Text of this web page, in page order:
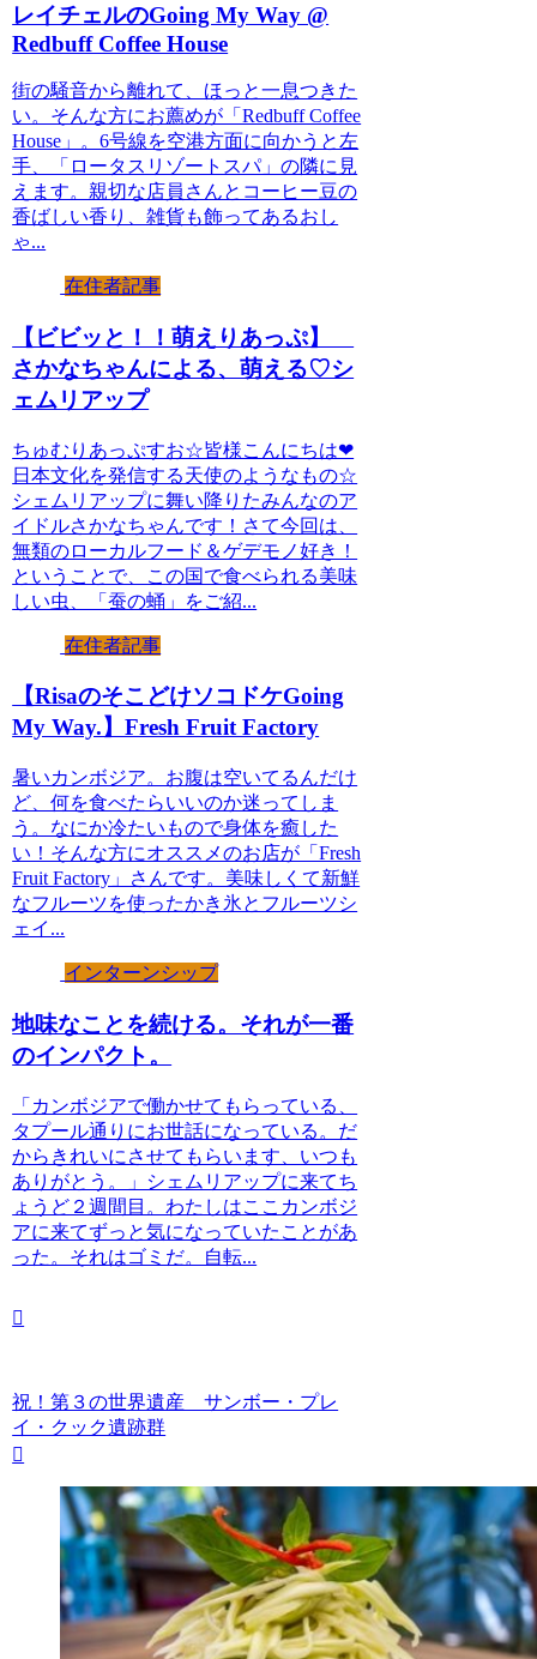
レイチェルのGoing My Way @
Redbuff Coffee House
街の騒音から離れて、ほっと一息つきた
い。そんな方にお薦めが「Redbuff Coffee
House」。6号線を空港方面に向かうと左
手、「ロータスリゾートスパ」の隣に見
えます。親切な店員さんとコーヒー豆の
香ばしい香り、雑貨も飾ってあるおし
ゃ...
在住者記事
【ビビッと！！萌えりあっぷ】
さかなちゃんによる、萌える♡シ
ェムリアップ
ちゅむりあっぷすお☆皆様こんにちは❤
日本文化を発信する天使のようなもの☆
シェムリアップに舞い降りたみんなのア
イドルさかなちゃんです！さて今回は、
無類のローカルフード＆ゲデモノ好き！
ということで、この国で食べられる美味
しい虫、「蚕の蛹」をご紹...
在住者記事
【RisaのそこどけソコドケGoing
My Way.】Fresh Fruit Factory
暑いカンボジア。お腹は空いてるんだけ
ど、何を食べたらいいのか迷ってしま
う。なにか冷たいもので身体を癒した
い！そんな方にオススメのお店が「Fresh
Fruit Factory」さんです。美味しくて新鮮
なフルーツを使ったかき氷とフルーツシ
ェイ...
インターンシップ
地味なことを続ける。それが一番
のインパクト。
「カンボジアで働かせてもらっている、
タプール通りにお世話になっている。だ
からきれいにさせてもらいます、いつも
ありがとう。」シェムリアップに来てち
ょうど２週間目。わたしはここカンボジ
アに来てずっと気になっていたことがあ
った。それはゴミだ。自転...
祝！第３の世界遺産 サンボー・プレ
イ・クック遺跡群